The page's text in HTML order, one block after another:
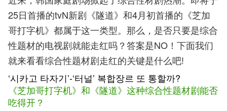
25日首播的tvN新剧《隧道》和4月初首播的《芝加
哥打字机》都属于这一类型。那么，是否只要是综合
性题材的电视剧就能走红吗？答案是NO！下面我们
就来看看综合性题材剧走红的关键是什么吧!
‘시카고 타자기’-‘터널’ 복합장르 또 통할까?
《芝加哥打字机》和《隧道》这种综合性题材剧能否
吃得开？